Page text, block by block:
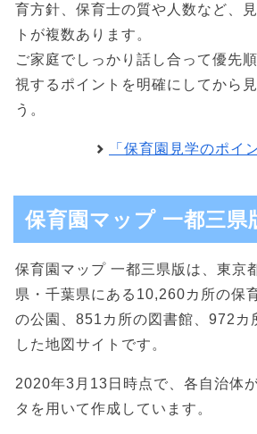
育方針、保育士の質や人数など、
トが複数あります。
ご家庭でしっかり話し合って優先
視するポイントを明確にしてから
う。
「保育園見学のポイ
保育園マップ 一都三県
保育園マップ 一都三県版は、東京
県・千葉県にある10,260カ所の保
の公園、851カ所の図書館、972カ
した地図サイトです。
2020年3月13日時点で、各自治体
タを用いて作成しています。